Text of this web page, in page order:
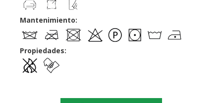
Mantenimiento:
Propiedades: